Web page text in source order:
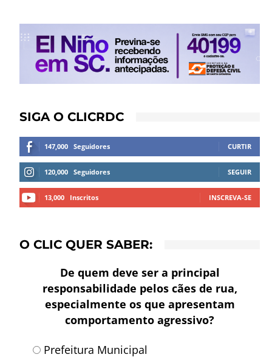
SIGA O CLICRDC
147,000 Seguidores CURTIR
120,000 Seguidores SEGUIR
13,000 Inscritos INSCREVA-SE
O CLIC QUER SABER:
De quem deve ser a principal
responsabilidade pelos cães de rua,
especialmente os que apresentam
comportamento agressivo?
Prefeitura Municipal